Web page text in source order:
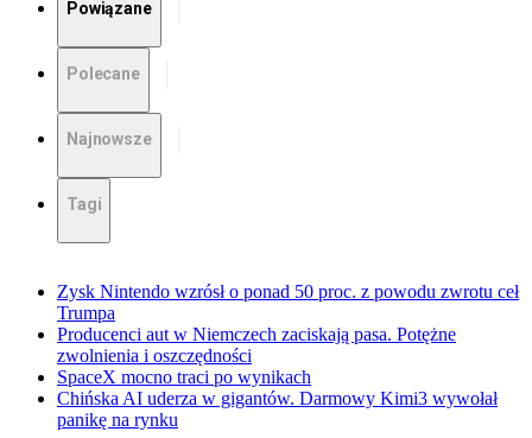
Powiązane
Polecane
Najnowsze
Tagi
Zysk Nintendo wzrósł o ponad 50 proc. z powodu zwrotu ceł
Trumpa
Producenci aut w Niemczech zaciskają pasa. Potężne
zwolnienia i oszczędności
SpaceX mocno traci po wynikach
Chińska AI uderza w gigantów. Darmowy Kimi3 wywołał
panikę na rynku